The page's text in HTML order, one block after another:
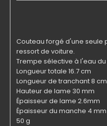
Couteau forgé d'une seule
ressort de voiture.
Trempe sélective à l'eau
Longueur totale 16.7 cm
Longueur de tranchant 8 cm
Hauteur de lame 30 mm
Épaisseur de lame 2.6mm
Épaisseur du manche 4 mm
50 g